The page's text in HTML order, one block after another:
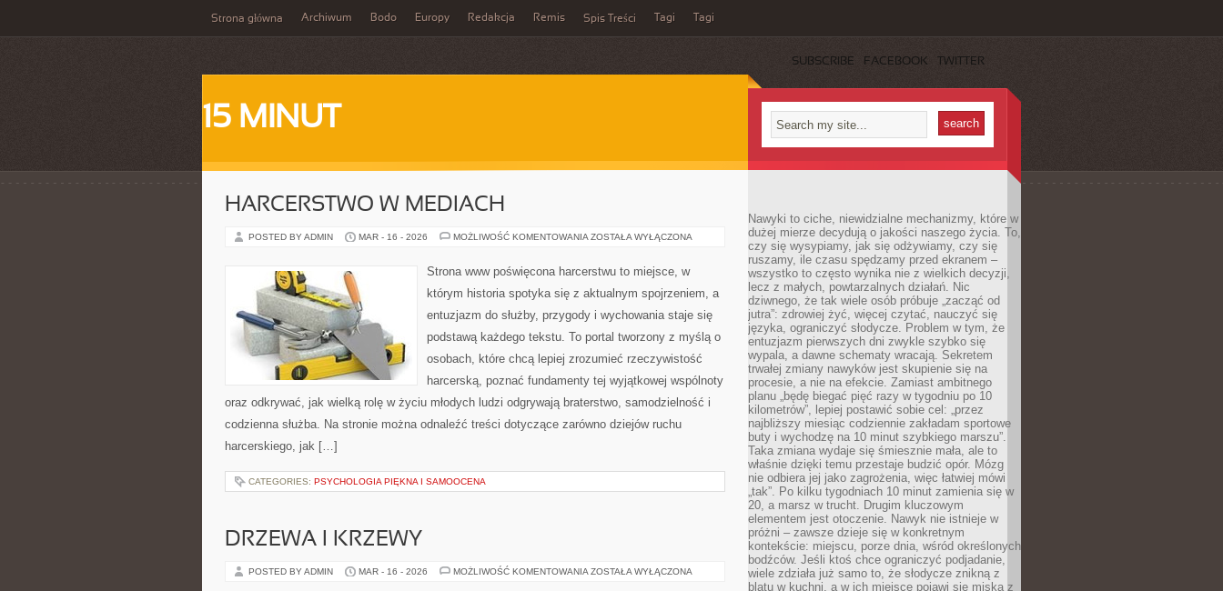
Strona główna Archiwum Bodo Europy Redakcja Remis Spis Treści Tagi Tagi
SUBSCRIBE FACEBOOK TWITTER
15 MINUT
HARCERSTWO W MEDIACH
POSTED BY ADMIN MAR - 16 - 2026 MOŻLIWOŚĆ KOMENTOWANIA HARCERSTWO
ZOSTAŁA WYŁĄCZONA
Strona www poświęcona harcerstwu to miejsce, w
którym historia spotyka się z aktualnym spojrzeniem, a
entuzjazm do służby, przygody i wychowania staje się
podstawą każdego tekstu. To portal tworzony z myślą o
osobach, które chcą lepiej zrozumieć rzeczywistość
harcerską, poznać fundamenty tej wyjątkowej wspólnoty
oraz odkrywać, jak wielką rolę w życiu młodych ludzi odgrywają braterstwo, samodzielność i
codzienna służba. Na stronie można odnaleźć treści dotyczące zarówno dziejów ruchu
harcerskiego, jak […]
CATEGORIES: PSYCHOLOGIA PIĘKNA I SAMOOCENA
DRZEWA I KRZEWY
POSTED BY ADMIN MAR - 16 - 2026 MOŻLIWOŚĆ KOMENTOWANIA DRZEWA
ZOSTAŁA WYŁĄCZONA
Nawyki to ciche, niewidzialne mechanizmy, które w
dużej mierze decydują o jakości naszego życia. To,
czy się wysypiamy, jak się odżywiamy, czy się
ruszamy, ile czasu spędzamy przed ekranem –
wszystko to często wynika nie z wielkich decyzji,
lecz z małych, powtarzalnych działań. Nic
dziwnego, że tak wiele osób próbuje „zacząć od
jutra”: zdrowiej żyć, więcej czytać, nauczyć się
języka, ograniczyć słodycze. Problem w tym, że
entuzjazm pierwszych dni zwykle szybko się
wypala, a dawne schematy wracają. Sekretem
trwałej zmiany nawyków jest skupienie się na
procesie, a nie na efekcie. Zamiast ambitnego
planu „będę biegać pięć razy w tygodniu po 10
kilometrów”, lepiej postawić sobie cel: „przez
najbliższy miesiąc codziennie zakładam sportowe
buty i wychodzę na 10 minut szybkiego marszu”.
Taka zmiana wydaje się śmiesznie mała, ale to
właśnie dzięki temu przestaje budzić opór. Mózg
nie odbiera jej jako zagrożenia, więc łatwiej mówi
„tak”. Po kilku tygodniach 10 minut zamienia się w
20, a marsz w trucht. Drugim kluczowym
elementem jest otoczenie. Nawyk nie istnieje w
próżni – zawsze dzieje się w konkretnym
kontekście: miejscu, porze dnia, wśród określonych
bodźców. Jeśli ktoś chce ograniczyć podjadanie,
wiele zdziała już samo to, że słodycze znikną z
blatu w kuchni, a w ich miejsce pojawi się miska z